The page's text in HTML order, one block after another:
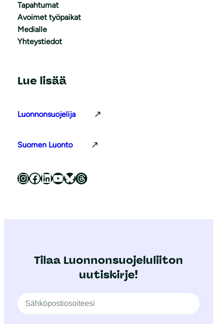
Tapahtumat
Avoimet työpaikat
Medialle
Yhteystiedot
Lue lisää
Luonnonsuojelija
Suomen Luonto
Luonnonsuojeluliitto Instagramissa Luonnonsuojeluliitto Facebookissa Luonnonsuojeluliitto LinkedInissä Luonnonsuojeluliiton YouTube-kanava Luonnonsuojeluliitto Blueskyssa Luonnonsuojeluliitto Threadsissa
Tilaa Luonnonsuojeluliiton
uutiskirje!